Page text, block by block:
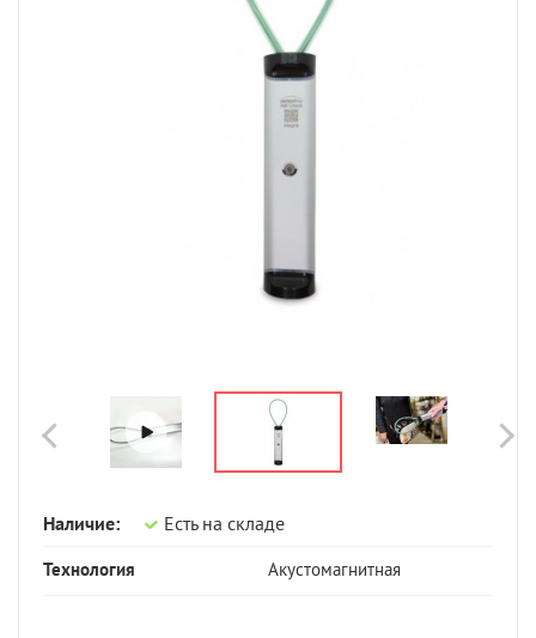
Наличие: Есть на складе
Технология Акустомагнитная